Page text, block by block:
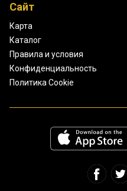
Сайт
Карта
Каталог
Правила и условия
Конфиденциальность
Политика Cookie